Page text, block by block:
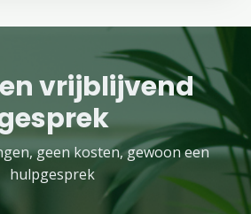
vrijblijvend
geen kosten, gewoon een
hulpgesprek